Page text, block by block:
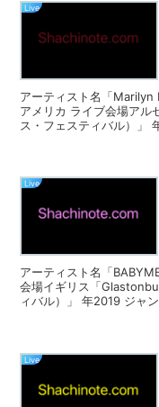
Live
アーティスト名「
アメリカ ライブ会場ア
ス・フェスティバル）」
Live
アーティスト名「
会場イギリス「
ィバル）」 年2019 ジャ
Live